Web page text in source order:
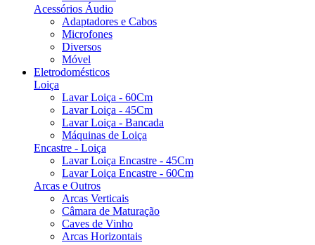
Acessórios Áudio
Adaptadores e Cabos
Microfones
Diversos
Móvel
Eletrodomésticos
Loiça
Lavar Loiça - 60Cm
Lavar Loiça - 45Cm
Lavar Loiça - Bancada
Máquinas de Loiça
Encastre - Loiça
Lavar Loiça Encastre - 45Cm
Lavar Loiça Encastre - 60Cm
Arcas e Outros
Arcas Verticais
Câmara de Maturação
Caves de Vinho
Arcas Horizontais